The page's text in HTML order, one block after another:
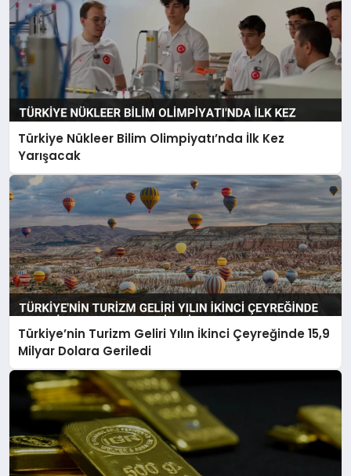
Türkiye Nükleer Bilim Olimpiyatı’nda İlk Kez
Yarışacak
Türkiye’nin Turizm Geliri Yılın İkinci Çeyreğinde 15,9
Milyar Dolara Geriledi